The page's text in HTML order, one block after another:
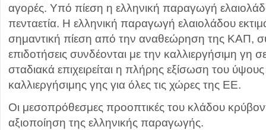
αγορές. Υπό πίεση η ελληνική παραγωγή
πενταετία. Η ελληνική παραγωγή ελαιολάδου
σημαντική πίεση από την αναθεώρηση της ΚΑΠ,
επιδοτήσεις συνδέονται με την καλλιεργήσιμη γη
σταδιακά επιχειρείται η πλήρης εξίσωση του
καλλιεργήσιμης γης για όλες τις χώρες της ΕΕ.
Οι μεσοπρόθεσμες προοπτικές του κλάδου
αξιοποίηση της ελληνικής παραγωγής.